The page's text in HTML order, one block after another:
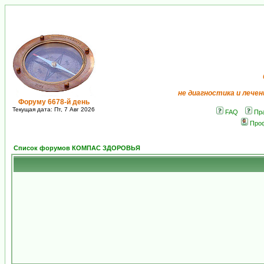
Форуму 6678-й день
Текущая дата: Пт, 7 Авг 2026
не диагностика и
FAQ
Список форумов КОМПАС ЗДОРОВЬЯ